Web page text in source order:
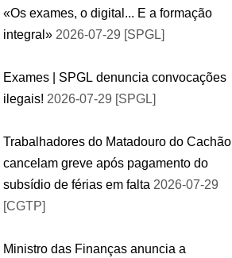
«Os exames, o digital... E a formação
integral» 2026-07-29 [SPGL]
Exames | SPGL denuncia convocações
ilegais! 2026-07-29 [SPGL]
Trabalhadores do Matadouro do Cachão
cancelam greve após pagamento do
subsídio de férias em falta 2026-07-29
[CGTP]
Ministro das Finanças anuncia a